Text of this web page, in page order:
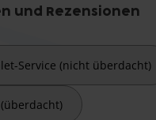
gesichert. Wer sorgenfrei
Uhr wird ein
für 3 Personen.
und Rezensionen
Service (nicht überdacht)